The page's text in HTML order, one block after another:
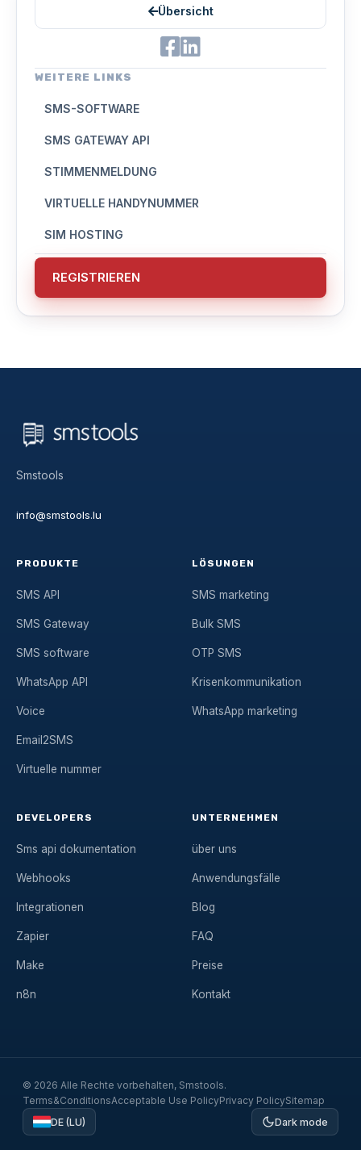
Übersicht
WEITERE LINKS
SMS-SOFTWARE
SMS GATEWAY API
STIMMENMELDUNG
VIRTUELLE HANDYNUMMER
SIM HOSTING
REGISTRIEREN
Smstools
info@smstools.lu
PRODUKTE
SMS API
SMS Gateway
SMS software
WhatsApp API
Voice
Email2SMS
Virtuelle nummer
LÖSUNGEN
SMS marketing
Bulk SMS
OTP SMS
Krisenkommunikation
WhatsApp marketing
DEVELOPERS
Sms api dokumentation
Webhooks
Integrationen
Zapier
Make
n8n
UNTERNEHMEN
über uns
Anwendungsfälle
Blog
FAQ
Preise
Kontakt
© 2026 Alle Rechte vorbehalten, Smstools.
Terms&ConditionsAcceptable Use PolicyPrivacy PolicySitemap
DE (LU)
Dark mode